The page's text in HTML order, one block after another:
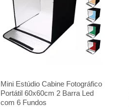
Mini Estúdio Cabine Fotográfico
Portátil 60x60cm 2 Barra Led
com 6 Fundos